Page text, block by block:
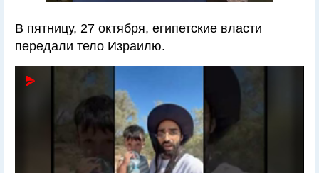
В пятницу, 27 октября, египетские власти
передали тело Израилю.